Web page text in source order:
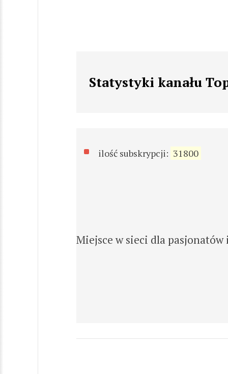
Statystyki kanału
ilość subskrypcji: 31800
Miejsce w sieci dla